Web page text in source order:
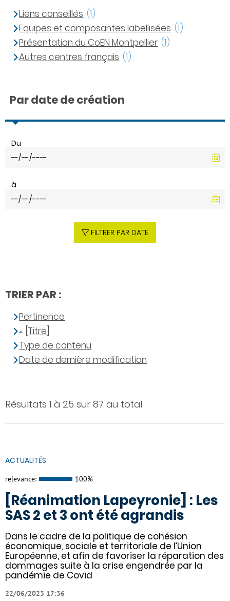
Résultats 1 à 25 sur 87 au total
ACTUALITÉS
relevance: 100%
[Réanimation Lapeyronie] : Les
SAS 2 et 3 ont été agrandis
Dans le cadre de la politique de cohésion
économique, sociale et territoriale de l’Union
Européenne, et afin de favoriser la réparation des
dommages suite à la crise engendrée par la
pandémie de Covid
22/06/2023 17:36
Liens conseillés (1)
Equipes et composantes labellisées (1)
Présentation du CoEN Montpellier (1)
Autres centres français (1)
Par date de création
Du
à
FILTRER PAR DATE
TRIER PAR :
Pertinence
[Titre]
Type de contenu
Date de dernière modification